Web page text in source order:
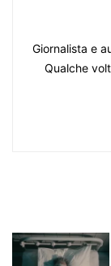
Giornalista e
Qualche